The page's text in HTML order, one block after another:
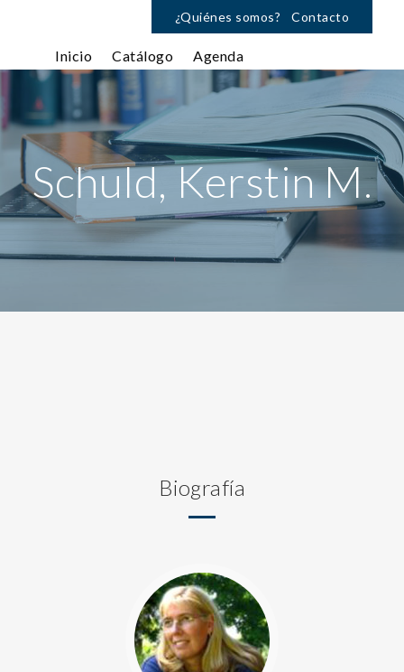
¿Quiénes somos? Contacto
Inicio Catálogo Agenda
Schuld, Kerstin M.
Biografía